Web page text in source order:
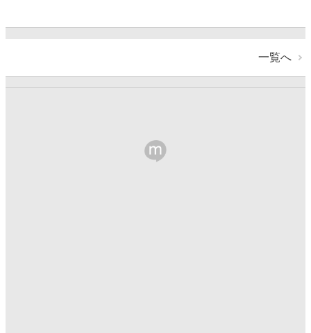
一覧へ